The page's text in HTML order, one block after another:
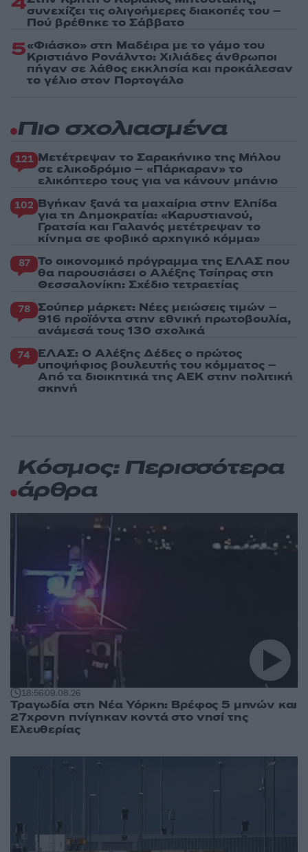
συνεχίζει τις ολιγοήμερες διακοπές του –
Πού βρέθηκε το Σάββατο
5«Φιάσκο» στη Μαδέιρα με το γάμο του
Κριστιάνο Ρονάλντο: Χιλιάδες άνθρωποι
πήγαν σε λάθος εκκλησία και προκάλεσαν
το γέλιο στον Πορτογάλο
Πιο σχολιασμένα
121 Μετέτρεψαν το Σαρακήνικο της Μήλου
σε ελικοδρόμιο – «Πάρκαραν» το
ελικόπτερο τους για να κάνουν μπάνιο
102 Βγήκαν ξανά τα μαχαίρια στην Ελπίδα
για τη Δημοκρατία: «Καρυστιανού,
Γρατσία και Γαλανός μετέτρεψαν το
κίνημα σε φοβικό αρχηγικό κόμμα»
87 Το οικονομικό πρόγραμμα της ΕΛΑΣ που
θα παρουσιάσει ο Αλέξης Τσίπρας στη
Θεσσαλονίκη: Σχέδιο τετραετίας
78 Σούπερ μάρκετ: Νέες μειώσεις τιμών –
916 προϊόντα στην εθνική πρωτοβουλία,
ανάμεσά τους 130 σχολικά
74 ΕΛΑΣ: Ο Αλέξης Δέδες ο πρώτος
υποψήφιος βουλευτής του κόμματος –
Από τα διοικητικά της ΑΕΚ στην πολιτική
σκηνή
Κόσμος: Περισσότερα
άρθρα
18:5609.08.26
Τραγωδία στη Νέα Υόρκη: Βρέφος 5 μηνών και
27χρονη πνίγηκαν κοντά στο νησί της
Ελευθερίας